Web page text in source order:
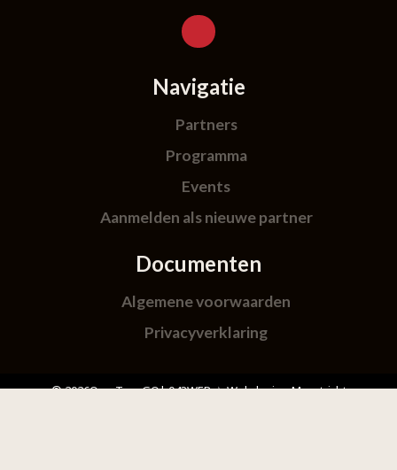
Navigatie
Partners
Programma
Events
Aanmelden als nieuwe partner
Documenten
Algemene voorwaarden
Privacyverklaring
© 2026One Two GO| 043WEB ☆ Webdesign Maastricht